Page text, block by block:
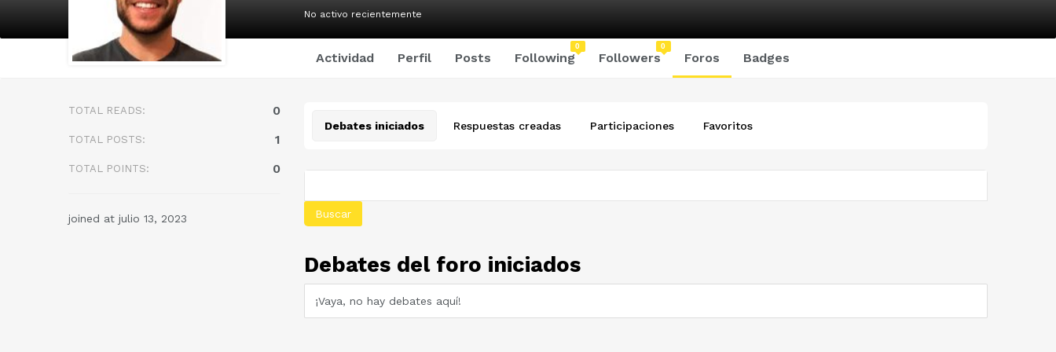
No activo recientemente
Actividad Perfil Posts Following
0
Followers
0
Foros Badges
TOTAL READS: 0
TOTAL POSTS: 1
TOTAL POINTS: 0
joined at julio 13, 2023
Debates iniciados Respuestas creadas Participaciones Favoritos
Debates del foro iniciados
¡Vaya, no hay debates aquí!